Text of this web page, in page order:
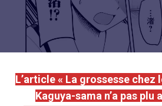
L’article « La grossesse chez
Kaguya-sama n’a pas plu